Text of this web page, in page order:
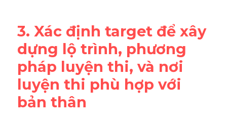
3. Xác định target để xây
dựng lộ trình, phương
pháp luyện thi, và nơi
luyện thi phù hợp với
bản thân